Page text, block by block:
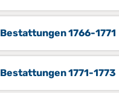
Bestattungen 1766-1771
Bestattungen 1771-1773